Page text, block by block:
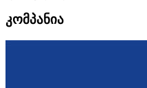
კომპანია